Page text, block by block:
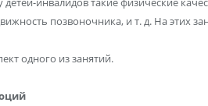
позвоночника, и т. д. На этих
одного из занятий.